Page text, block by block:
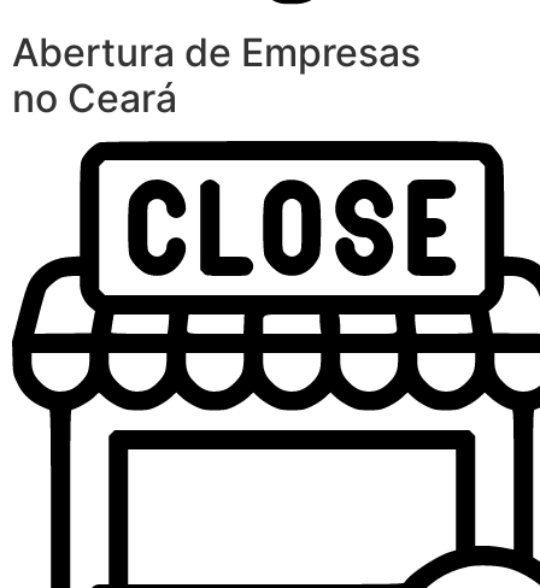
Abertura de Empresas
no Ceará